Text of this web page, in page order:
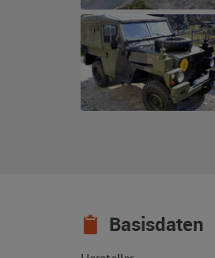
Basisdaten